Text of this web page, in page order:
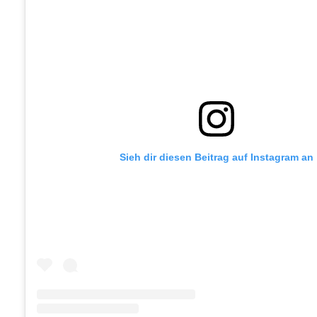
Sieh dir diesen Beitrag auf Instagram an